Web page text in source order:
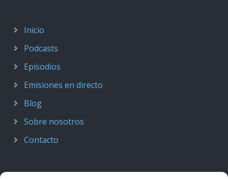
Inicio
Podcasts
Episodios
Emisiones en directo
Blog
Sobre nosotros
Contacto